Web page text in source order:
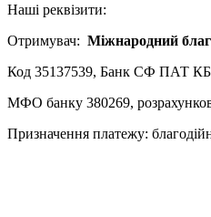
Наші реквізити:
Отримувач:
Код 35137539, Банк СФ ПАТ
МФО банку 380269,
Призначення платежу: